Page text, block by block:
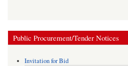
Public Procurement/Tender Notices
Invitation for Bid